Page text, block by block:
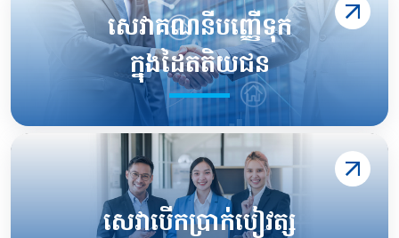
សេវាគណនីបញ្ញើទុក
ក្នុងដៃតតិយជន
សេវាបើកប្រាក់បៀវត្ស